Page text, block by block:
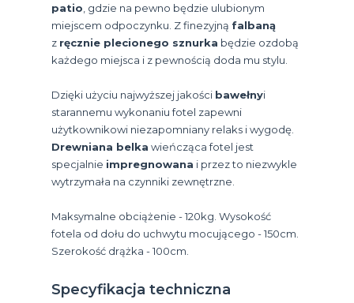
patio , gdzie na pewno będzie ulubionym
miejscem odpoczynku. Z finezyjną falbaną
z ręcznie plecionego sznurka będzie ozdobą
każdego miejsca i z pewnością doda mu stylu.
Dzięki użyciu najwyższej jakości bawełnyi
starannemu wykonaniu fotel zapewni
użytkownikowi niezapomniany relaks i wygodę.
Drewniana belka wieńcząca fotel jest
specjalnie impregnowana i przez to niezwykle
wytrzymała na czynniki zewnętrzne.
Maksymalne obciążenie - 120kg. Wysokość
fotela od dołu do uchwytu mocującego - 150cm.
Szerokość drążka - 100cm.
Specyfikacja techniczna